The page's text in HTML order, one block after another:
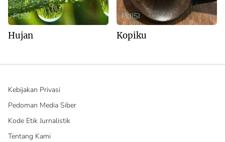
PUISI
Hujan
PUISI
Kopiku
Kebijakan Privasi
Pedoman Media Siber
Kode Etik Jurnalistik
Tentang Kami